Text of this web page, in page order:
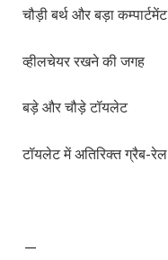
चौड़ी बर्थ और बड़ा कम्पार्टमेंट
व्हीलचेयर रखने की जगह
बड़े और चौड़े टॉयलेट
टॉयलेट में अतिरिक्त ग्रैब-रेल
—